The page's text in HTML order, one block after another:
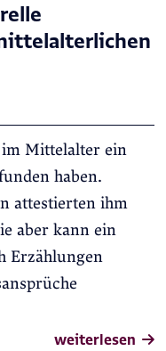
im Mittelalter ein
haben.
attestierten ihm
aber kann ein
Erzählungen
weiterlesen